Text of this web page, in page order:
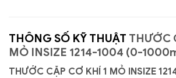
THÔNG SỐ KỸ THUẬT THƯỚC
MỎ INSIZE 1214-1004 (0-
THƯỚC CẶP CƠ KHÍ 1 MỎ INSIZE